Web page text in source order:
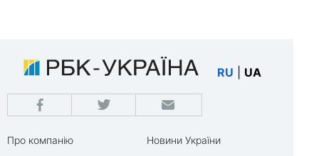
RU UA
Про компанію
Новини України